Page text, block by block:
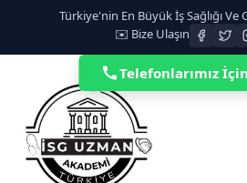
Türkiye'nin En Büyük İş Sağlığı
✉️ Bize Ulaşın
Telefonlarımız